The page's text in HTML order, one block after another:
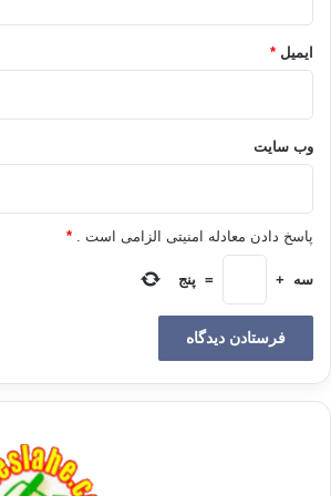
ایمیل *
وب‌ سایت
پاسخ دادن معادله امنیتی الزامی است . *
سه +
= پنج